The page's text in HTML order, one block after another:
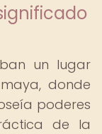
un lugar
donde
poderes
de la